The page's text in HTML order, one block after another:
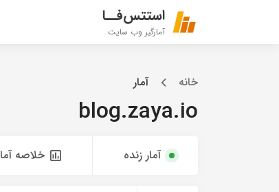
استتس‌فــا
آمارگیر وب سایت
خانه آمار
blog.zaya.io
آمار زنده خلاصه